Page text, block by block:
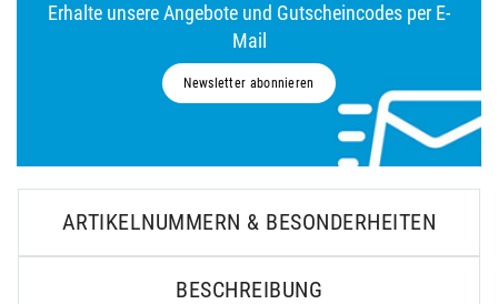
Erhalte unsere Angebote und Gutscheincodes per E-
Mail
Newsletter abonnieren
ARTIKELNUMMERN & BESONDERHEITEN
BESCHREIBUNG